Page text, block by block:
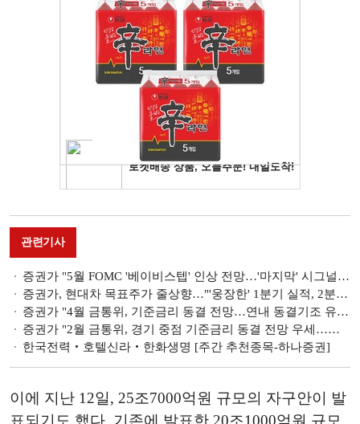
관련기사
증권가 "5월 FOMC '베이비스텝' 인상 전망…'마지막' 시그널 경계할 듯"
증권가, 현대차 목표주가 줄상향…"'웅장한' 1분기 실적, 2분기 영업익 '4조클럽' 전망"
증권가 "4월 금통위, 기준금리 동결 전망…연내 동결기조 유지될 듯"
증권가 "2월 금통위, 경기 중점 기준금리 동결 전망 우세…발언은 '매파적' 예상"
한국전력‧호텔신라‧한화생명 [주간 추천종목-하나증권]
이에 지난 12일, 25조7000억원 규모의 자구안이 발
표되기도 했다. 기존에 발표한 20조1000억원 규모